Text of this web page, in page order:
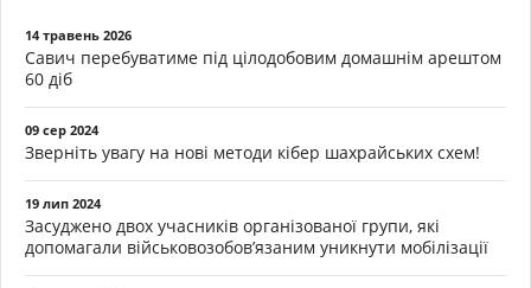
14 травень 2026
Савич перебуватиме під цілодобовим домашнім арештом
60 діб
09 сер 2024
Зверніть увагу на нові методи кібер шахрайських схем!
19 лип 2024
Засуджено двох учасників організованої групи, які
допомагали військовозобов’язаним уникнути мобілізації